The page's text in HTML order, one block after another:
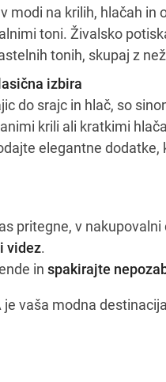
modi na krilih, hlačah in
toni. Živalsko
tonih, skupaj z
izbira
do srajc in hlač, so
krili ali kratkimi
elegantne dodatke,
pritegne, v
videz.
in spakirajte
je vaša modna